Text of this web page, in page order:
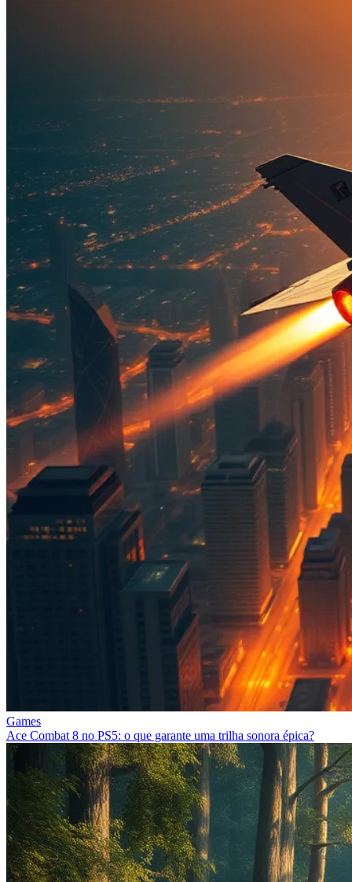
Games
Ace Combat 8 no PS5: o que garante uma trilha sonora épica?